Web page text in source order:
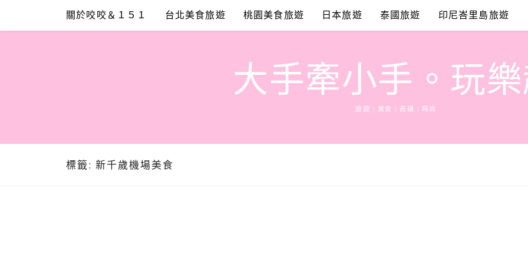
content
關於咬咬＆１５１ 台北美食旅遊 桃園美食旅遊 日本旅遊 泰國旅遊 印尼峇里島旅遊
大手牽小手。玩
旅遊 | 美食 | 商攝 | 時尚
標籤: 新千歲機場美食